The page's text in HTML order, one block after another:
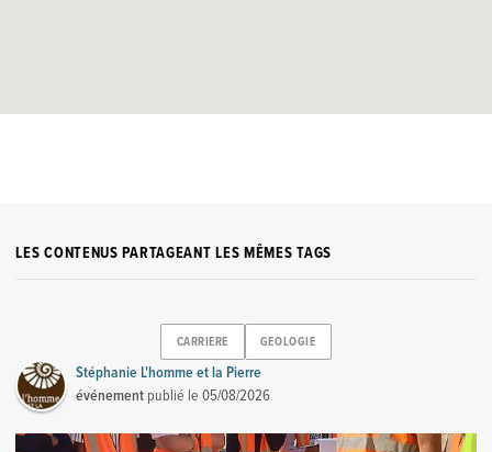
LES CONTENUS PARTAGEANT LES MÊMES TAGS
CARRIERE GEOLOGIE
Stéphanie L'homme et la Pierre
événement publié le05/08/2026